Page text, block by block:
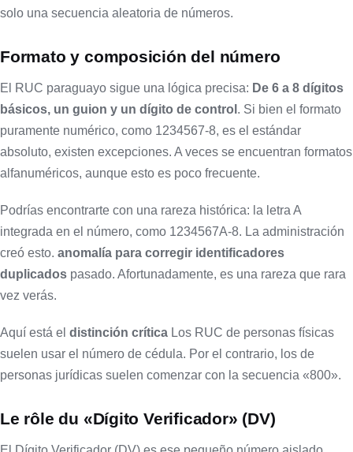
solo una secuencia aleatoria de números.
Formato y composición del número
El RUC paraguayo sigue una lógica precisa: De 6 a 8 dígitos
básicos, un guion y un dígito de control . Si bien el formato
puramente numérico, como 1234567-8, es el estándar
absoluto, existen excepciones. A veces se encuentran formatos
alfanuméricos, aunque esto es poco frecuente.
Podrías encontrarte con una rareza histórica: la letra A
integrada en el número, como 1234567A-8. La administración
creó esto. anomalía para corregir identificadores
duplicados pasado. Afortunadamente, es una rareza que rara
vez verás.
Aquí está el distinción crítica Los RUC de personas físicas
suelen usar el número de cédula. Por el contrario, los de
personas jurídicas suelen comenzar con la secuencia «800».
Le rôle du «Dígito Verificador» (DV)